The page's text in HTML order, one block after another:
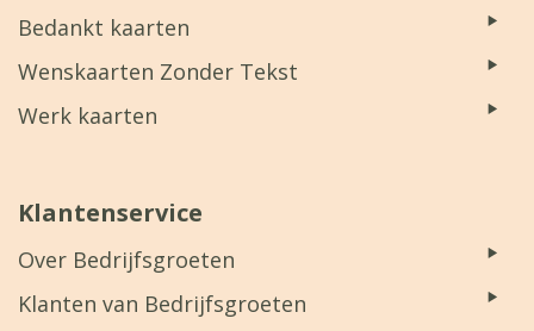
Bedankt kaarten
Wenskaarten Zonder Tekst
Werk kaarten
Klantenservice
Over Bedrijfsgroeten
Klanten van Bedrijfsgroeten